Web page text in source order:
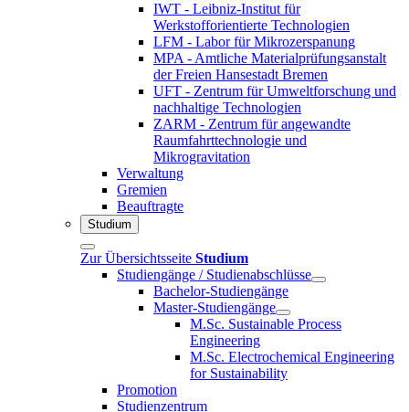
IWT - Leibniz-Institut für
Werkstofforientierte Technologien
LFM - Labor für Mikrozerspanung
MPA - Amtliche Materialprüfungsanstalt
der Freien Hansestadt Bremen
UFT - Zentrum für Umweltforschung und
nachhaltige Technologien
ZARM - Zentrum für angewandte
Raumfahrttechnologie und
Mikrogravitation
Verwaltung
Gremien
Beauftragte
Studium
Zur Übersichtsseite Studium
Studiengänge / Studienabschlüsse
Bachelor-Studiengänge
Master-Studiengänge
M.Sc. Sustainable Process
Engineering
M.Sc. Electrochemical Engineering
for Sustainability
Promotion
Studienzentrum